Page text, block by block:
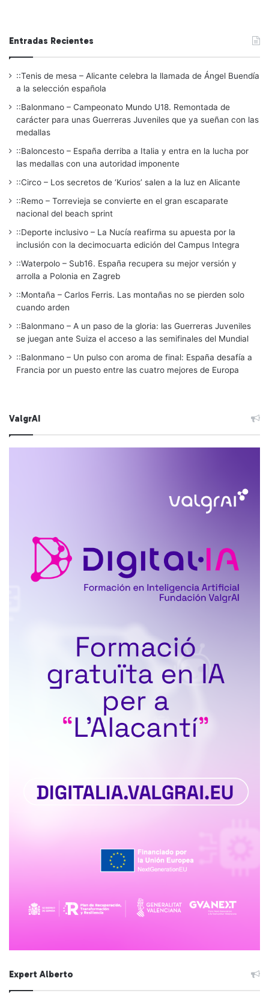
Entradas Recientes
::Tenis de mesa – Alicante celebra la llamada de Ángel Buendía
a la selección española
::Balonmano – Campeonato Mundo U18. Remontada de
carácter para unas Guerreras Juveniles que ya sueñan con las
medallas
::Baloncesto – España derriba a Italia y entra en la lucha por
las medallas con una autoridad imponente
::Circo – Los secretos de ‘Kurios’ salen a la luz en Alicante
::Remo – Torrevieja se convierte en el gran escaparate
nacional del beach sprint
::Deporte inclusivo – La Nucía reafirma su apuesta por la
inclusión con la decimocuarta edición del Campus Integra
::Waterpolo – Sub16. España recupera su mejor versión y
arrolla a Polonia en Zagreb
::Montaña – Carlos Ferris. Las montañas no se pierden solo
cuando arden
::Balonmano – A un paso de la gloria: las Guerreras Juveniles
se juegan ante Suiza el acceso a las semifinales del Mundial
::Balonmano – Un pulso con aroma de final: España desafía a
Francia por un puesto entre las cuatro mejores de Europa
ValgrAI
Expert Alberto